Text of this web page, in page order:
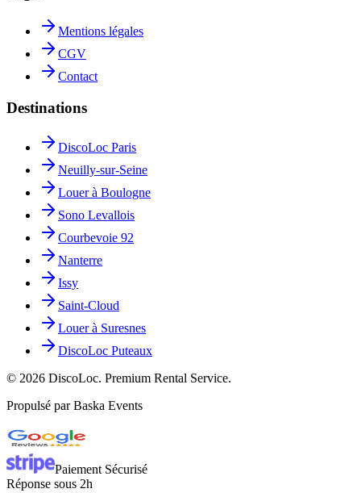
Mentions légales
CGV
Contact
Destinations
DiscoLoc Paris
Neuilly-sur-Seine
Louer à Boulogne
Sono Levallois
Courbevoie 92
Nanterre
Issy
Saint-Cloud
Louer à Suresnes
DiscoLoc Puteaux
© 2026 DiscoLoc. Premium Rental Service.
Propulsé par Baska Events
Paiement Sécurisé
Réponse sous 2h